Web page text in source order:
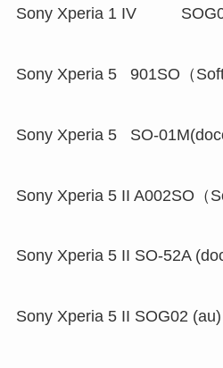
Sony Xperia 1 IV
Sony Xperia 5 901SO（
Sony Xperia 5 SO-
Sony Xperia 5 II A002SO（
Sony Xperia 5 II SO-52A
Sony Xperia 5 II SOG02 (au)